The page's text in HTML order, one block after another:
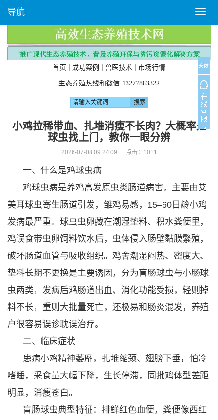
T
o
g
l
e
n
a
v
i
g
a
导航
首页 | 成功案例 | 兽医技术 | 市场行情
生态养殖热线和微信 13277883322
小鸡拉稀带血、扎堆消瘦不长肉？大概率是
球虫找上门，教你一眼分辨
2026-07-08 09:24:09 点击： 1011
一、什么是鸡球虫病
鸡球虫病是养鸡高发原虫类肠道病害，主要由艾
美耳球虫寄生肠道引发，雏鸡易感，15–60日龄小鸡
发病最严重。球虫虫卵藏在潮湿垫料、积水粪便里，
鸡误食带虫卵饲料饮水后，虫体侵入肠壁黏膜繁殖，
破坏肠道血管与吸收组织。鸡舍潮湿闷热、密度大、
垫料长期不更换是主要诱因，分为盲肠球虫与小肠球
虫两类，发病后鸡肠道出血、消化功能受损，轻则掉
料不长，重则大批量死亡，还极易和肠炎混发，养殖
户很容易误诊耽误治疗。
二、临床症状
患病小鸡精神萎靡，扎堆缩颈、翅膀下垂，怕冷
嗜睡，采食量大幅下降，生长停滞，同批鸡体型差距
明显，消瘦苍白。
盲肠球虫典型特征：排鲜红色血便，粪便像西红
关闭